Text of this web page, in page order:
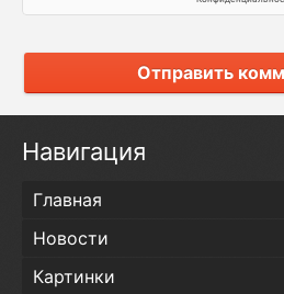
Отправить
Навигация
Главная
Новости
Картинки